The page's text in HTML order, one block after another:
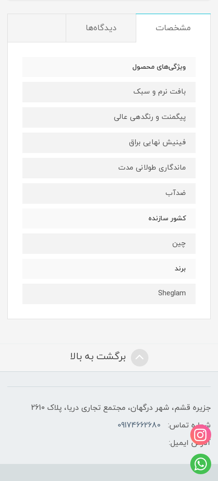
مشخصات دیدگاه‌ها
ویژگی‌های محصول
بافت نرم و سبک
پیگمنت و رنگدهی عالی
فینیش نهایی براق
ماندگاری طولانی مدت
ضدآب
کشور سازنده
چین
برند
Sheglam
برگشت به بالا
جزیره قشم، شهر درگهان، مجتمع تجاری دریا، پلاک 2610
شماره تماس:
09174662680
آدرس ایمیل: